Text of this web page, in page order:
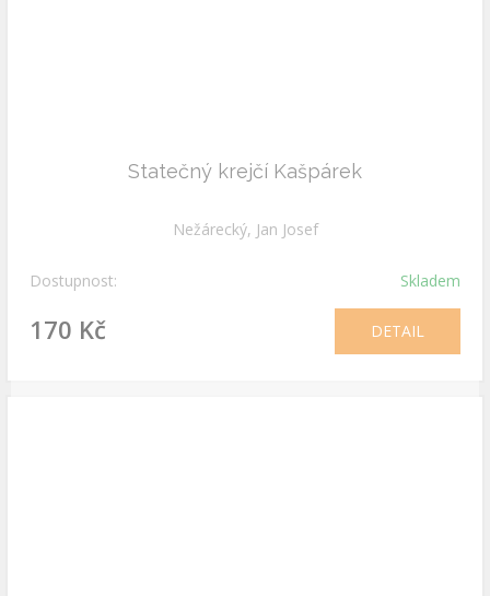
Statečný krejčí Kašpárek
Nežárecký, Jan Josef
Dostupnost: Skladem
170 Kč DETAIL